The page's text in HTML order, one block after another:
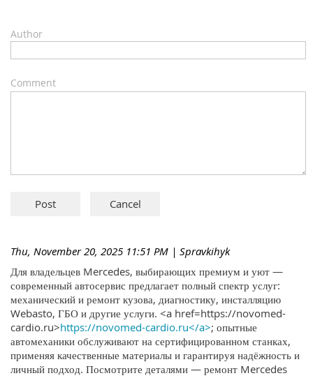
Author
Comment
Thu, November 20, 2025 11:51 PM | Spravkihyk
Для владельцев Mercedes, выбирающих премиум и уют —
современный автосервис предлагает полный спектр услуг:
механический и ремонт кузова, диагностику, инсталляцию
Webasto, ГБО и другие услуги. <a href=https://novomed-
cardio.ru>https://novomed-cardio.ru</a>; опытные
автомеханики обслуживают на сертифицированном станках,
применяя качественные материалы и гарантируя надёжность и
личный подход. Посмотрите деталями — ремонт Mercedes